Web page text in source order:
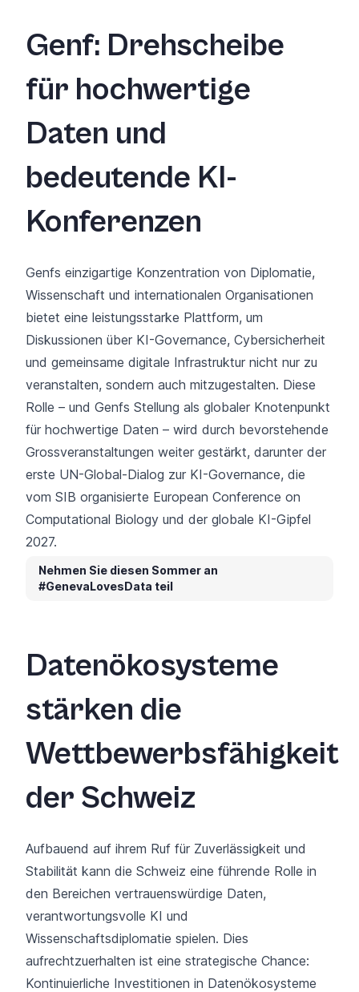
Genf: Drehscheibe
für hochwertige
Daten und
bedeutende KI-
Konferenzen
Genfs einzigartige Konzentration von Diplomatie,
Wissenschaft und internationalen Organisationen
bietet eine leistungsstarke Plattform, um
Diskussionen über KI-Governance, Cybersicherheit
und gemeinsame digitale Infrastruktur nicht nur zu
veranstalten, sondern auch mitzugestalten. Diese
Rolle – und Genfs Stellung als globaler Knotenpunkt
für hochwertige Daten – wird durch bevorstehende
Grossveranstaltungen weiter gestärkt, darunter der
erste UN-Global-Dialog zur KI-Governance, die
vom SIB organisierte European Conference on
Computational Biology und der globale KI-Gipfel
2027.
Nehmen Sie diesen Sommer an
#GenevaLovesData teil
Datenökosysteme
stärken die
Wettbewerbsfähigkeit
der Schweiz
Aufbauend auf ihrem Ruf für Zuverlässigkeit und
Stabilität kann die Schweiz eine führende Rolle in
den Bereichen vertrauenswürdige Daten,
verantwortungsvolle KI und
Wissenschaftsdiplomatie spielen. Dies
aufrechtzuerhalten ist eine strategische Chance:
Kontinuierliche Investitionen in Datenökosysteme